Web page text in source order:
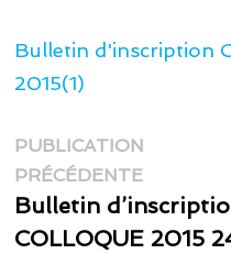
Bulletin d'inscription
2015(1)
Navigation
de
l’article
PUBLICATION
PRÉCÉDENTE
Bulletin
COLLOQUE 2015